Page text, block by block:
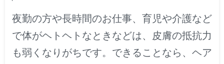
夜勤の方や長時間のお仕事、育児や介護など
で体がヘトヘトなときなどは、皮膚の抵抗力
も弱くなりがちです。できることなら、ヘア